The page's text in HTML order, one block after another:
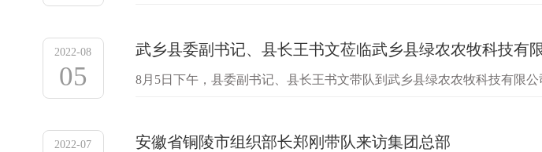
2022-08
05
武乡县委副书记、县长王书文莅临武乡县绿农农牧科技有
8月5日下午，县委副书记、县长王书文带队到武乡县绿农农牧科技有限
2022-07 安徽省铜陵市组织部长郑刚带队来访集团总部